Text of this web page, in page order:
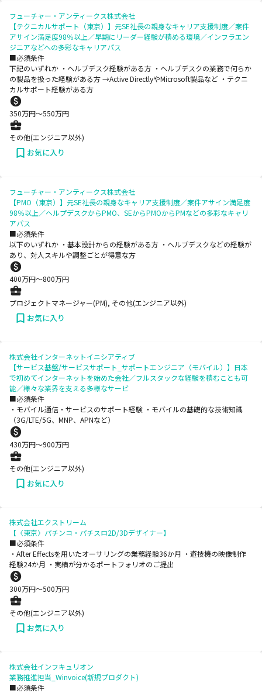
フューチャー・アンティークス株式会社
【テクニカルサポート（東京）】元SE社長の親身なキャリア支援制度／案件
アサイン満足度98％以上／早期にリーダー経験が積める環境／インフラエン
ジニアなどへの多彩なキャリアパス
■必須条件
下記のいずれか ・ヘルプデスク経験がある方 ・ヘルプデスクの業務で何らか
の製品を扱った経験がある方 →Active DirectlyやMicrosoft製品など ・テクニ
カルサポート経験がある方
350万円〜550万円
その他(エンジニア以外)
お気に入り
フューチャー・アンティークス株式会社
【PMO（東京）】元SE社長の親身なキャリア支援制度／案件アサイン満足度
98％以上／ヘルプデスクからPMO、SEからPMOからPMなどの多彩なキャリ
アパス
■必須条件
以下のいずれか ・基本設計からの経験がある方 ・ヘルプデスクなどの経験が
あり、対人スキルや調整ごとが得意な方
400万円〜800万円
プロジェクトマネージャー(PM), その他(エンジニア以外)
お気に入り
株式会社インターネットイニシアティブ
【サービス基盤/サービスサポート_サポートエンジニア（モバイル）】日本
で初めてインターネットを始めた会社／フルスタックな経験を積むことも可
能／様々な業界を支える多様なサービ
■必須条件
・モバイル通信・サービスのサポート経験 ・モバイルの基礎的な技術知識
（3G/LTE/5G、MNP、APNなど）
430万円〜900万円
その他(エンジニア以外)
お気に入り
株式会社エクストリーム
【〈東京〉パチンコ・パチスロ2D/3Dデザイナー】
■必須条件
・After Effectsを用いたオーサリングの業務経験36か月 ・遊技機の映像制作
経験24か月 ・実績が分かるポートフォリオのご提出
300万円〜500万円
その他(エンジニア以外)
お気に入り
株式会社インフキュリオン
業務推進担当_Winvoice(新規プロダクト)
■必須条件